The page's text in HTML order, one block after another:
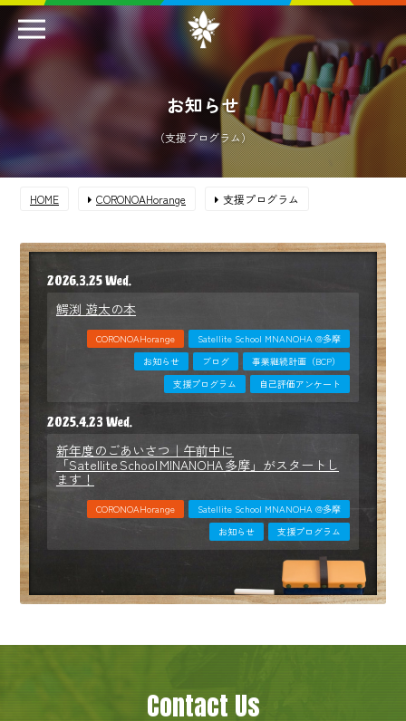
お知らせ
（支援プログラム）
HOME CORONOAHorange 支援プログラム
2026.3.25 Wed.
鰐渕 遊太の本
CORONOAHorange
Satellite School MNANOHA @多摩
お知らせ
ブログ
事業継続計画（BCP）
支援プログラム
自己評価アンケート
2025.4.23 Wed.
新年度のごあいさつ｜午前中に
「Satellite School MINANOHA 多摩」がスタートし
ます！
CORONOAHorange
Satellite School MNANOHA @多摩
お知らせ
支援プログラム
Contact Us